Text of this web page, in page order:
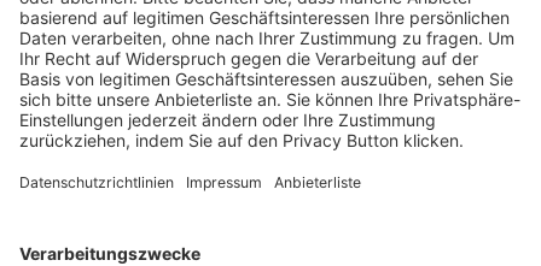
BFV-Geschäftsstellen
Trainerbörse
Login SpielPlus
FOLGE DEM BFV